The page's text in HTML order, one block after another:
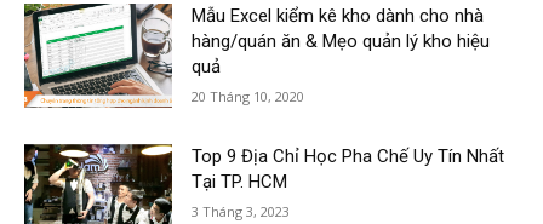
Mẫu Excel kiểm kê kho dành cho nhà
hàng/quán ăn & Mẹo quản lý kho hiệu
quả
20 Tháng 10, 2020
Top 9 Địa Chỉ Học Pha Chế Uy Tín Nhất
Tại TP. HCM
3 Tháng 3, 2023